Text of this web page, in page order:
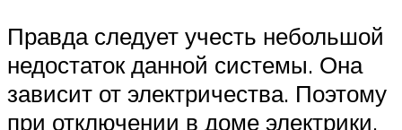
Правда следует учесть небольшой
недостаток данной системы. Она
зависит от электричества. Поэтому
при отключении в доме электрики,